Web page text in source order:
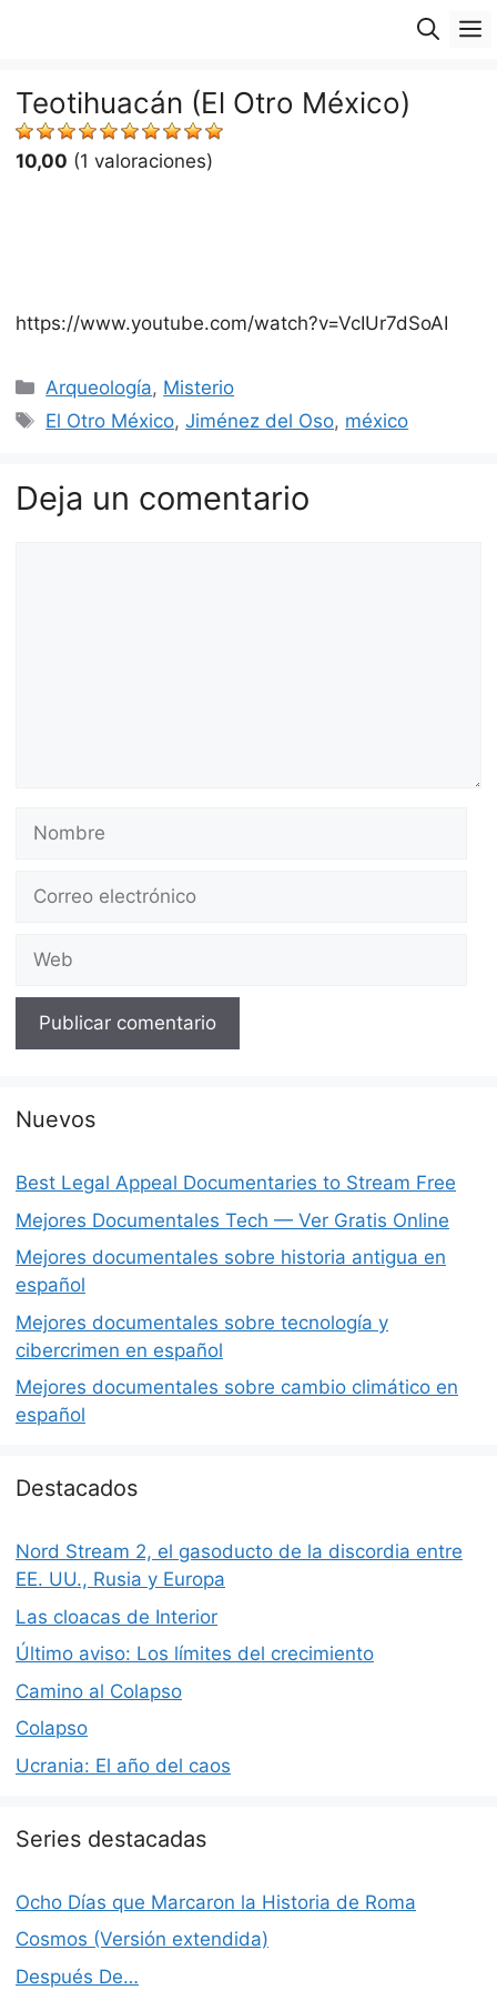
Teotihuacán (El Otro México)
10,00 (1 valoraciones)
https://www.youtube.com/watch?v=VcIUr7dSoAI
Categorías
Arqueología, Misterio
Etiquetas
El Otro México,Jiménez del Oso, méxico
Deja un comentario
Nombre
Correo
Web
Nuevos
Best Legal Appeal Documentaries to Stream Free
Mejores Documentales Tech — Ver Gratis Online
Mejores documentales sobre historia antigua en
español
Mejores documentales sobre tecnología y
cibercrimen en español
Mejores documentales sobre cambio climático en
español
Destacados
Nord Stream 2, el gasoducto de la discordia entre
EE. UU., Rusia y Europa
Las cloacas de Interior
Último aviso: Los límites del crecimiento
Camino al Colapso
Colapso
Ucrania: El año del caos
Series destacadas
Ocho Días que Marcaron la Historia de Roma
Cosmos (Versión extendida)
Después De…